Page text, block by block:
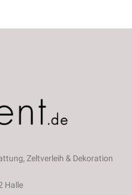
Zeltverleih & Dekoration
Halle